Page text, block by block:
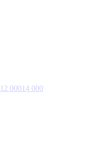
12 00014 000